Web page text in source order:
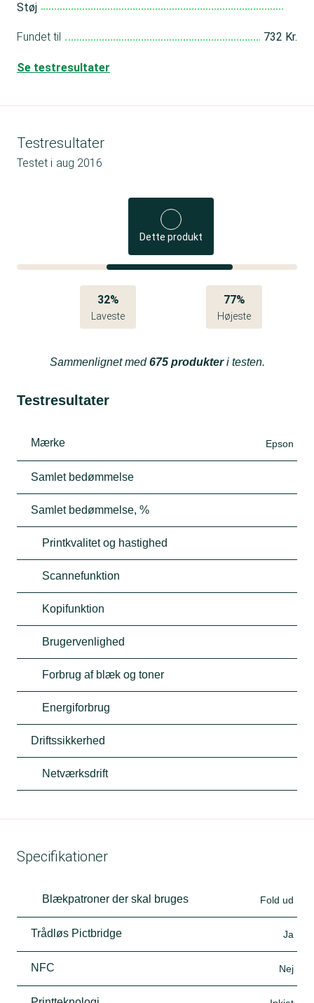
Støj
Fundet til 732 Kr.
Se testresultater
Testresultater
Testet i aug 2016
Dette produkt
32%
Laveste
77%
Højeste
Sammenlignet med675 produkteri testen.
Testresultater
Mærke Epson
Samlet bedømmelse
Samlet bedømmelse, %
Printkvalitet og hastighed
Scannefunktion
Kopifunktion
Brugervenlighed
Forbrug af blæk og toner
Energiforbrug
Driftssikkerhed
Netværksdrift
Specifikationer
Blækpatroner der skal bruges Fold ud
Trådløs Pictbridge Ja
NFC Nej